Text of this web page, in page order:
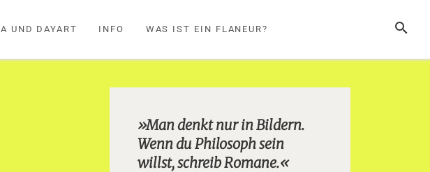
SUCHE
UND DAYART INFO WAS IST EIN FLANEUR?
»Man denkt nur in Bildern.
Wenn du Philosoph sein
willst, schreib Romane.«